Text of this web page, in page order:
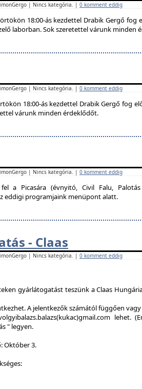
| Nincs kategória. | 0 komment eddig
18:00-ás kezdettel Drabik Gergő fog
laborban. Sok szeretettel várunk minden
| Nincs kategória. | 0 komment eddig
18:00-ás kezdettel Drabik Gergő fog
várunk minden érdeklődőt.
| Nincs kategória. | 0 komment eddig
a Picasára (évnyitó, Civil Falu,
eddigi programjaink menüpont alatt.
- Claas
| Nincs kategória. | 0 komment eddig
gyárlátogatást teszünk a Claas
A jelentkezők számától függően
lehet.
" legyen.
Október 3.